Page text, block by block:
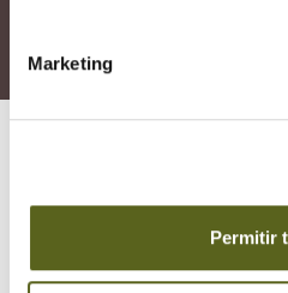
Marketing
Permitir